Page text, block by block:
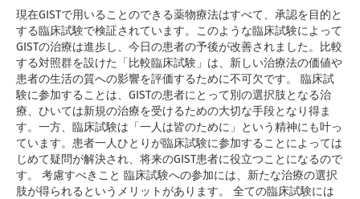
現在GISTで用いることのできる薬物療法はすべて、承認を目的と
する臨床試験で検証されています。このような臨床試験によって
GISTの治療は進歩し、今日の患者の予後が改善されました。比較
する対照群を設けた「比較臨床試験」は、新しい治療法の価値や
患者の生活の質への影響を評価するために不可欠です。 臨床試
験に参加することは、GISTの患者にとって別の選択肢となる治
療、ひいては新規の治療を受けるための大切な手段となり得ま
す。一方、臨床試験は「一人は皆のために」という精神にも叶っ
ています。患者一人ひとりが臨床試験に参加することによっては
じめて疑問が解決され、将来のGIST患者に役立つことになるので
す。 考慮すべきこと 臨床試験への参加には、新たな治療の選択
肢が得られるというメリットがあります。 全ての臨床試験には